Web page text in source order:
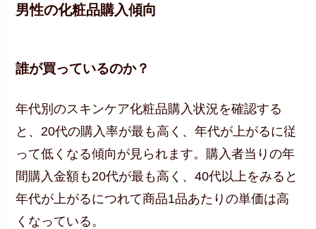
男性の化粧品購入傾向
誰が買っているのか？
年代別のスキンケア化粧品購入状況を確認する
と、20代の購入率が最も高く、年代が上がるに従
って低くなる傾向が見られます。購入者当りの年
間購入金額も20代が最も高く、40代以上をみると
年代が上がるにつれて商品1品あたりの単価は高
くなっている。